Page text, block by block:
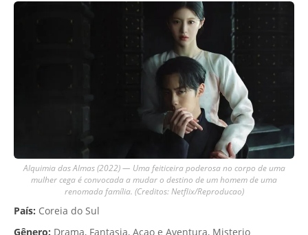
Alquimia das Almas (2022) — Uma feiticeira poderosa no corpo de uma
mulher cega é convocada a mudar o destino de um homem de uma
renomada família. (Creditos: Netflix/Reproducao)
País: Coreia do Sul
Gênero: Drama, Fantasia, Acao e Aventura, Misterio